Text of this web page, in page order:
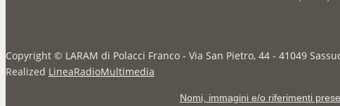
Copyright © LARAM di Polacci Franco - Via San Pietro, 44 - 41049
Realized LineaRadioMultimedia
Nomi, immagini e/o riferimenti